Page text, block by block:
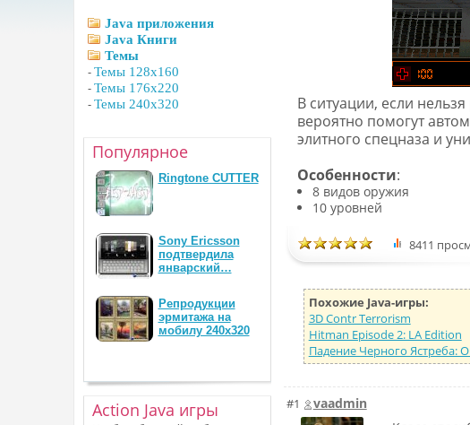
В ситуации, если
вероятно помогут
элитного спецназа и
Особенности:
8 видов оружия
10 уровней
8411
Похожие Java-игры:
3D Contr Terrorism
Hitman Episode 2: LA Edition
Падение Черного Ястреба:
#1
vaadmin
Java приложения
Java Книги
Темы
-Темы 128x160
-Темы 176x220
-Темы 240x320
Популярное
Ringtone CUTTER
Sony Ericsson
подтвердила
январский…
Репродукции
эрмитажа на
мобилу 240х320
Action Java игры